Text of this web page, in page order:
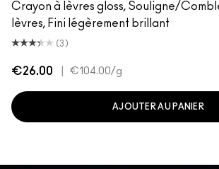
Crayon à lèvres gloss, Souligne/
lèvres, Fini légèrement brillant
(3)
€26.00 €104.00/g
AJOUTER AU PANIER